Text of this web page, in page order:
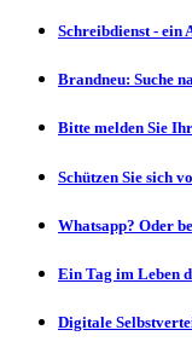
Schreibdienst - ein
Brandneu: Suche
Bitte melden Sie
Schützen Sie sich
Whatsapp? Oder
Ein Tag im Leben
Digitale